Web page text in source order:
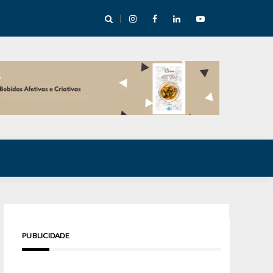
abre mentoria de storytelling com 10 vagas
PUBLICIDADE